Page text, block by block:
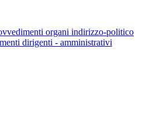
organi indirizzo-politico
dirigenti - amministrativi